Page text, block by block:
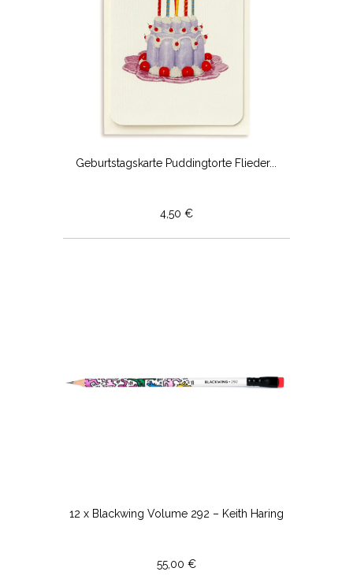
Geburtstagskarte Puddingtorte Flieder...
4,50 €
12 x Blackwing Volume 292 – Keith Haring
55,00 €